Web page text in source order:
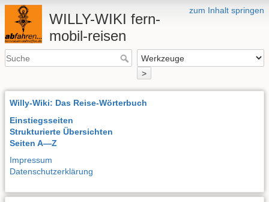
zum Inhalt springen
WILLY-WIKI fern-
mobil-reisen
>
Willy-Wiki: Das Reise-Wörterbuch
Einstiegsseiten
Strukturierte Übersichten
Seiten A—Z
Impressum
Datenschutzerklärung